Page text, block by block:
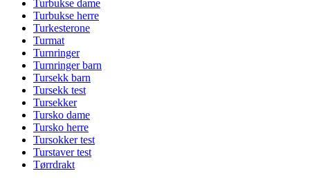
Turbukse dame
Turbukse herre
Turkesterone
Turmat
Turnringer
Turnringer barn
Tursekk barn
Tursekk test
Tursekker
Tursko dame
Tursko herre
Tursokker test
Turstaver test
Tørrdrakt